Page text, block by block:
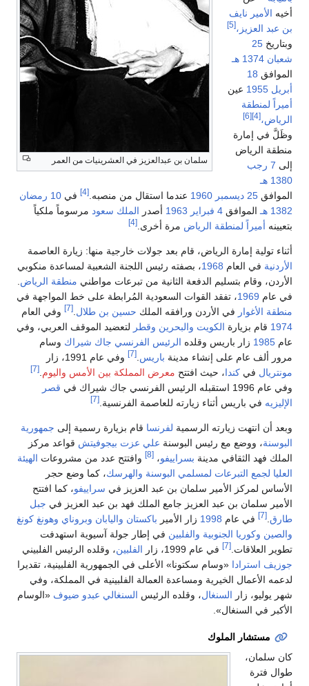
سلمان بن عبدالعزيز في العشرينيات من العمر
أخيه الأمير نايف
بن عبد العزيز،[5]
وبتاريخ 25
شعبان 1374 هـ
الموافق 18
أبريل 1955 عين
أميراً لمنطقة
الرياض،[4]
[6]
وظَلَّ في إمارة
منطقة الرياض
إلى 7 رجب
1380 هـ
الموافق 25 ديسمبر 1960 عندما استقال من منصبه. [4] في 10 رمضان
1382 هـ
الموافق 4 فبراير 1963 أصدر الملك سعود مرسوماً ملكياً
بتعيينه أميراً لمنطقة الرياض مرة أخرى. [4]
أثناء تولية إمارة الرياض، قام بعد جولات خارجية منها: زيارة العاصمة
الأردنية في العام 1968، بصفته رئيس اللجنة الشعبية لمساعدة منكوبي
الأردن، وقام بتسليم الدفعة الثانية من تبرعات مواطني منطقة الرياض
في عام 1969، تفقد القوات السعودية المُرابطة على خط المواجهة في
منطقة الأغوار في الأردن ورافقه الملك حسين بن طلال [7]
وفي العام
1974 قام بزيارة الكويت والبحرين وقطر لتعضيد الموقف العربي، وفي
عام 1985 زار باريس وقلده الرئيس الفرنسي جاك شيراك وسام
مرور ألف عام على إنشاء مدينة باريس [7]
وفي عام 1991، زار
مونتريال في كندا، حيث افتتح معرض المملكة بين الأمس واليوم [7]
وفي عام 1996 استقبله الرئيس الفرنسي جاك شيراك في
قصر
الإليزيه في باريس أثناء زيارته للعاصمة الفرنسية. [7]
وبعد أن انتهت زيارته الرسمية لفرنسا قام بزيارة رسمية إلى جمهورية
البوسنة، ووضع مع رئيس البوسنة علي عزت بيجوفيتش قواعد مركز
الملك فهد الثقافي مدينة بسراييفو، [8] وافتتح عدد من مشروعات الهيئة
العليا لجمع التبرعات لمسلمي البوسنة والهرسك، كما وضع حجر
الأساس لمركز الأمير سلمان بن عبد العزيز في سراييفو، كما افتتح
الأمير سلمان بن عبد العزيز جامع الملك فهد بن عبد العزيز في جبل
طارق [7] في عام 1998 زار الأمير باكستان واليابان وبروناي وهونغ كونغ
والصين وكوريا الجنوبية والفلبين في إطار جولة آسيوية استهدفت
تطوير العلاقات. [7] في عام 1999، زار الفلبين، وقلده الرئيس الفلبيني
جوزيف استرادا «وسام سكتونا» الأعلى في الجمهورية الفلبينية، تقديرا
لدعمه الأعمال الخيرية ومساعدة العمالة الفلبينية في المملكة، وفي
شهر يوليو، زار السنغال، وقلده الرئيس السنغالي عبدو ضيوف «الوسام
الأكبر في السنغال».
مستشار الملوك
كان سلمان،
طوال فترة